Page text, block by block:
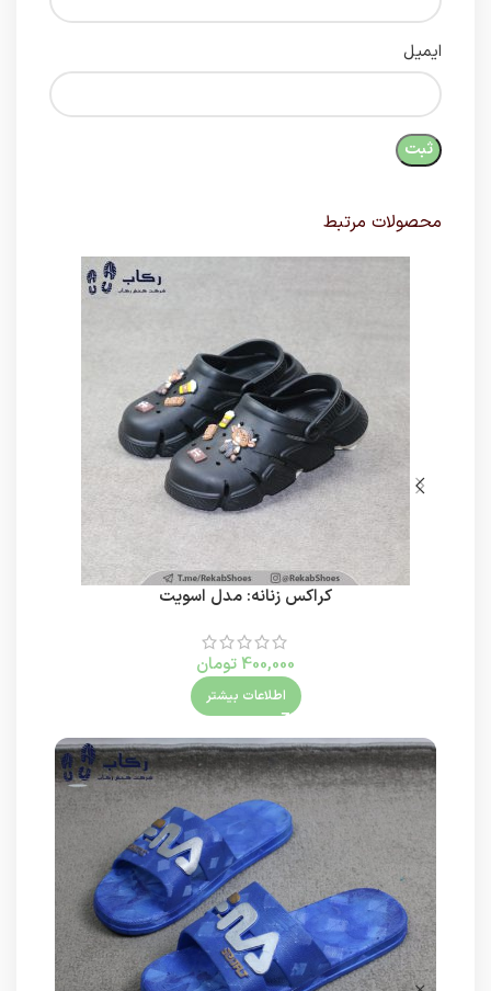
ایمیل
محصولات مرتبط
کراکس زنانه: مدل اسویت
400,000 تومان
اطلاعات بیشتر